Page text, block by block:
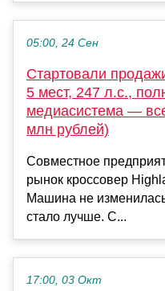
05:00, 24 Сен
Стартовали
5 мест, 247 л.с.,
медиасистема —
млн рублей)
Совместное
рынок кроссовер
Машина не
стало лучше. С...
17:00, 03 Окт